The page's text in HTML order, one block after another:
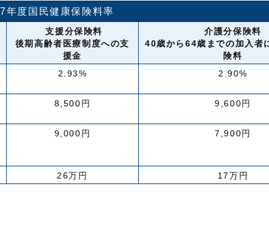
年度国民健康保険料率
支援分保険料
後期高齢者医療制度への支
援金
介護分保険料
40歳から64歳までの加入者
険料
2.93% 2.90%
8,500円 9,600円
9,000円 7,900円
26万円 17万円